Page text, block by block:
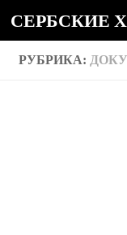
Под записью
РУБРИКА: